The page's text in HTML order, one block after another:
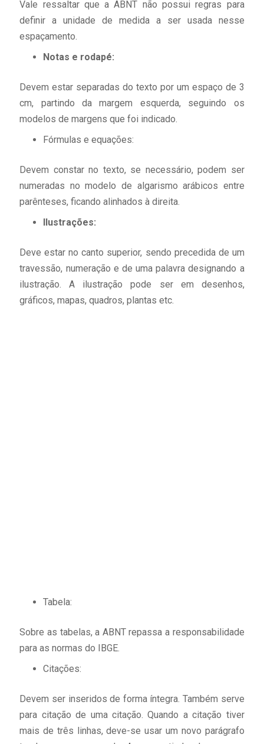
Vale ressaltar que a ABNT não possui regras para
definir a unidade de medida a ser usada nesse
espaçamento.
Notas e rodapé:
Devem estar separadas do texto por um espaço de 3
cm, partindo da margem esquerda, seguindo os
modelos de margens que foi indicado.
Fórmulas e equações:
Devem constar no texto, se necessário, podem ser
numeradas no modelo de algarismo arábicos entre
parênteses, ficando alinhados à direita.
Ilustrações:
Deve estar no canto superior, sendo precedida de um
travessão, numeração e de uma palavra designando a
ilustração. A ilustração pode ser em desenhos,
gráficos, mapas, quadros, plantas etc.
Tabela:
Sobre as tabelas, a ABNT repassa a responsabilidade
para as normas do IBGE.
Citações:
Devem ser inseridos de forma íntegra. Também serve
para citação de uma citação. Quando a citação tiver
mais de três linhas, deve-se usar um novo parágrafo